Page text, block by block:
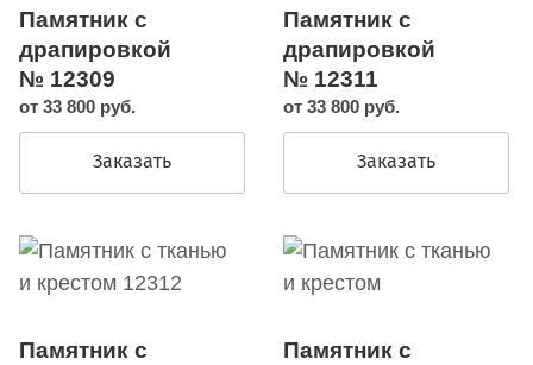
Памятник с
драпировкой
№ 12309
от 33 800 руб.
Заказать
Памятник с
драпировкой
№ 12311
от 33 800 руб.
Заказать
Памятник с
Памятник с